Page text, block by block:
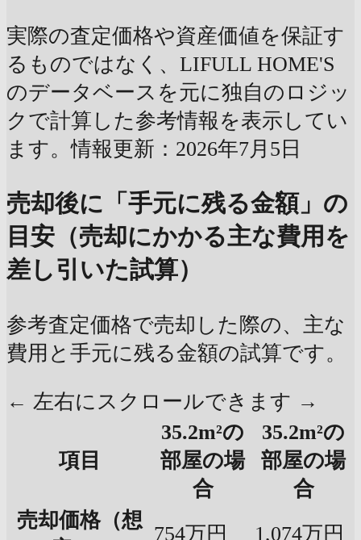
実際の査定価格や資産価値を保証す
るものではなく、LIFULL HOME'S
のデータベースを元に独自のロジッ
クで計算した参考情報を表示してい
ます。情報更新：2026年7月5日
売却後に「手元に残る金額」の
目安（売却にかかる主な費用を
差し引いた試算）
参考査定価格で売却した際の、主な
費用と手元に残る金額の試算です。
← 左右にスクロールできます →
項目
35.2m²の
部屋の場
合
35.2m²の
部屋の場
合
売却価格（想
754万円 1,074万円